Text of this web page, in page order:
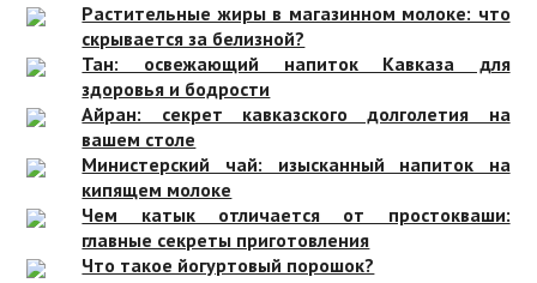
Растительные жиры в магазинном молоке: что
скрывается за белизной?
Тан: освежающий напиток Кавказа для
здоровья и бодрости
Айран: секрет кавказского долголетия на
вашем столе
Министерский чай: изысканный напиток на
кипящем молоке
Чем катык отличается от простокваши:
главные секреты приготовления
Что такое йогуртовый порошок?